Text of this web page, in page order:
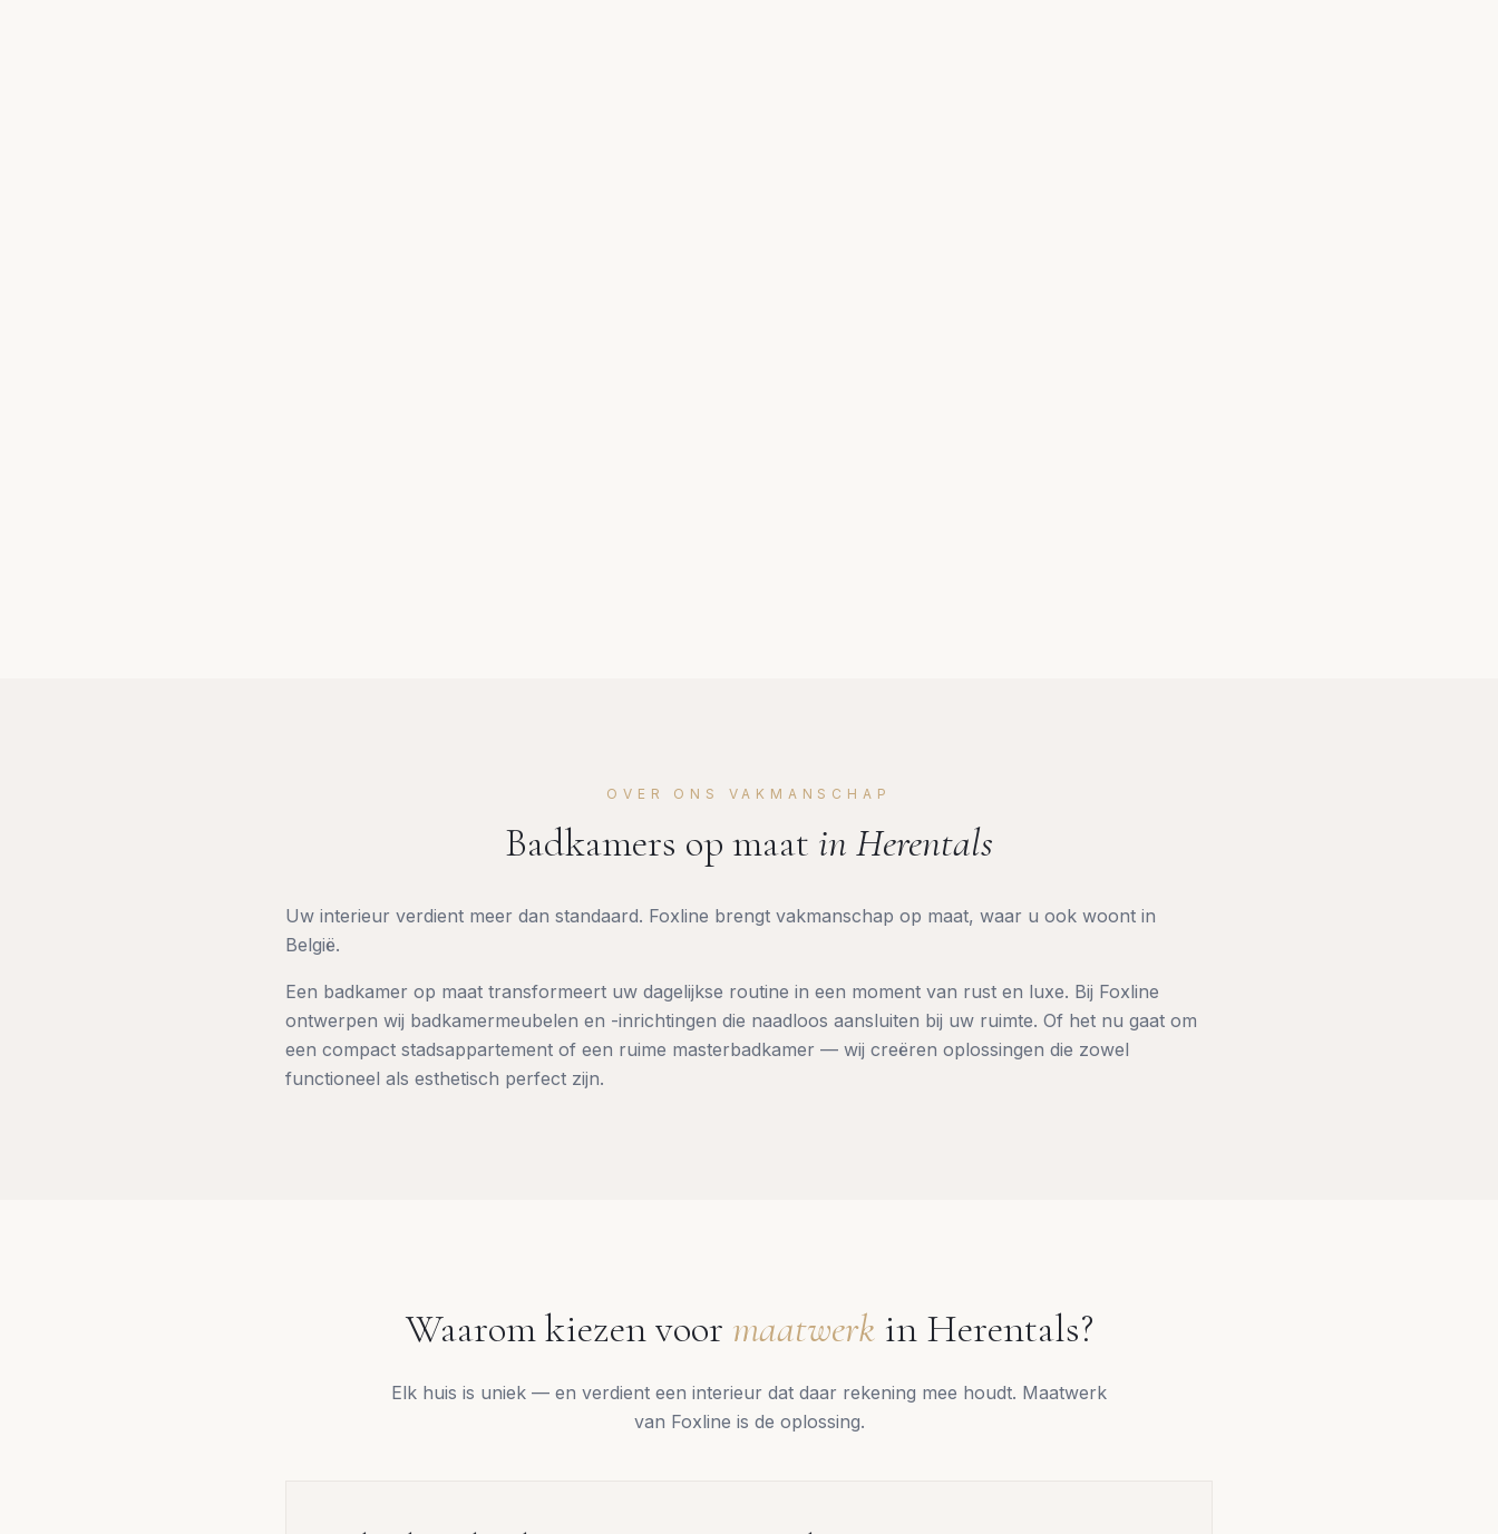
OVER ONS VAKMANSCHAP
Badkamers op maat in Herentals
Uw interieur verdient meer dan standaard. Foxline brengt vakmanschap op maat, waar u ook woont in
België.
Een badkamer op maat transformeert uw dagelijkse routine in een moment van rust en luxe. Bij Foxline
ontwerpen wij badkamermeubelen en -inrichtingen die naadloos aansluiten bij uw ruimte. Of het nu gaat om
een compact stadsappartement of een ruime masterbadkamer — wij creëren oplossingen die zowel
functioneel als esthetisch perfect zijn.
Waarom kiezen voor maatwerkin Herentals?
Elk huis is uniek — en verdient een interieur dat daar rekening mee houdt. Maatwerk
van Foxline is de oplossing.